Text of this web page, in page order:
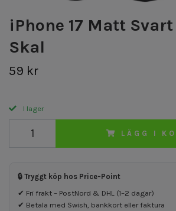
iPhone 17 Matt
Skal
59 kr
I lager
LÄGG I
🔒 Tryggt köp hos Price-Point
✔ Fri frakt – PostNord & DHL (1–2 dagar)
✔ Betala med Swish, bankkort eller faktura